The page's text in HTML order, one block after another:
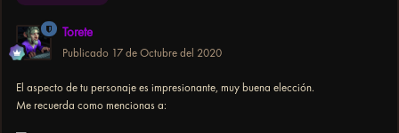
Torete
Publicado 17 de Octubre del 2020
El aspecto de tu personaje es impresionante, muy buena elección.
Me recuerda como mencionas a: